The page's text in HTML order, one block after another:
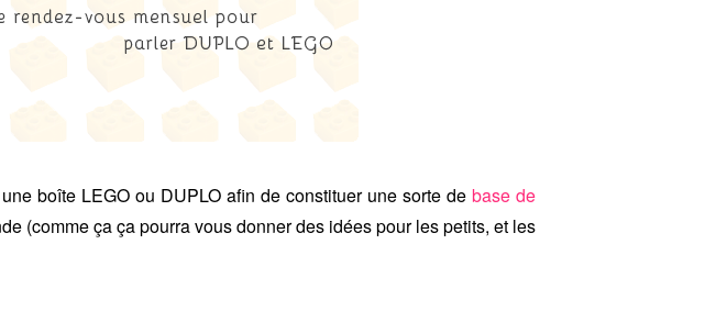
boîte LEGO ou DUPLO afin de constituer une sorte de base de
(comme ça ça pourra vous donner des idées pour les petits, et les